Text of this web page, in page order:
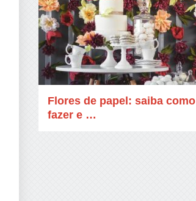
Flores de papel: saiba como
fazer e …